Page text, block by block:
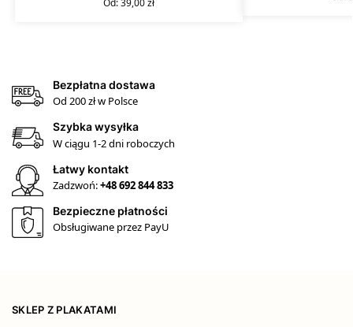
Bezpłatna dostawa
Od 200 zł w Polsce
Szybka wysyłka
W ciągu 1-2 dni roboczych
Łatwy kontakt
Zadzwoń:+48 692 844 833
Bezpieczne płatności
Obsługiwane przez PayU
SKLEP Z PLAKATAMI